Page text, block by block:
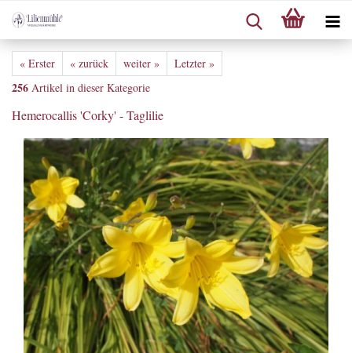
« Erster « zurück weiter » Letzter »
256 Artikel in dieser Kategorie
Hemerocallis 'Corky' - Taglilie